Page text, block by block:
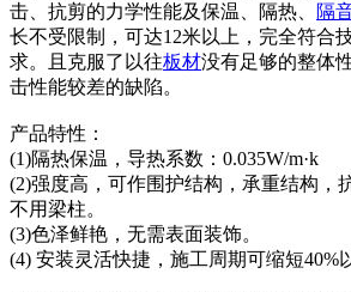
击、抗剪的力学性能及保温、隔热、
隔
长不受限制，可达12米以上，完全符合
求。且克服了以往板材没有足够的整体
击性能较差的缺陷。
产品特性：
(1)隔热保温，导热系数：0.035W/m·k
(2)强度高，可作围护结构，承重结构，
不用梁柱。
(3)色泽鲜艳，无需表面装饰。
(4) 安装灵活快捷，施工周期可缩短40%